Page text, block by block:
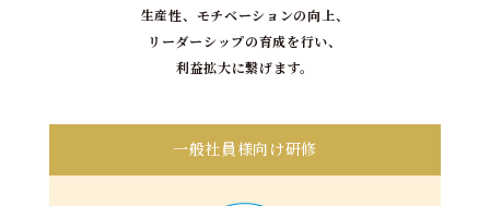
生産性、モチベーションの向上、
リーダーシップの育成を行い、
利益拡大に繋げます。
一般社員様向け研修